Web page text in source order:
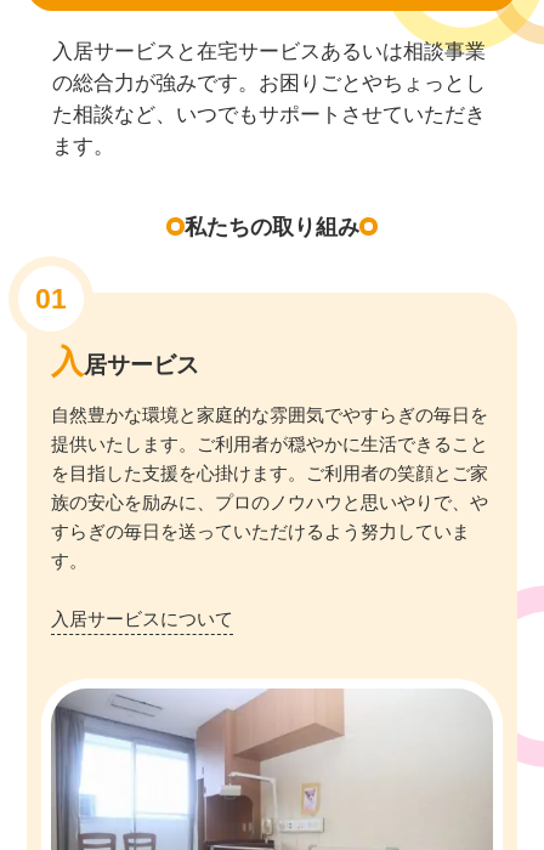
入居サービスと在宅サービスあるいは相談事業
の総合力が強みです。お困りごとやちょっとし
た相談など、いつでもサポートさせていただき
ます。
私たちの取り組み
入 居サービス
自然豊かな環境と家庭的な雰囲気でやすらぎの毎日を
提供いたします。ご利用者が穏やかに生活できること
を目指した支援を心掛けます。ご利用者の笑顔とご家
族の安心を励みに、プロのノウハウと思いやりで、や
すらぎの毎日を送っていただけるよう努力していま
す。
入居サービスについて